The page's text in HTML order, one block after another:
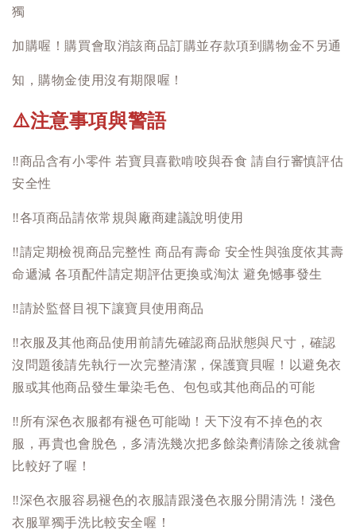
獨
加購喔！購買會取消該商品訂購並存款項到購物金不另通
知，購物金使用沒有期限喔！
⚠️注意事項與警語
‼️商品含有小零件 若寶貝喜歡啃咬與吞食 請自行審慎評估
安全性
‼️各項商品請依常規與廠商建議說明使用
‼️請定期檢視商品完整性 商品有壽命 安全性與強度依其壽
命遞減 各項配件請定期評估更換或淘汰 避免憾事發生
‼️請於監督目視下讓寶貝使用商品
‼️衣服及其他商品使用前請先確認商品狀態與尺寸，確認
沒問題後請先執行一次完整清潔，保護寶貝喔！以避免衣
服或其他商品發生暈染毛色、包包或其他商品的可能
‼️ 所有深色衣服都有褪色可能呦！天下沒有不掉色的衣
服，再貴也會脫色，多清洗幾次把多餘染劑清除之後就會
比較好了喔！
‼️深色衣服容易褪色的衣服請跟淺色衣服分開清洗！淺色
衣服單獨手洗比較安全喔！